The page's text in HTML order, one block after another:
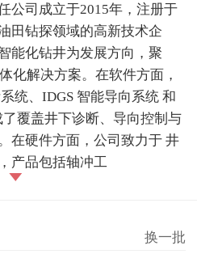
公司成立于2015年，注册于
田钻探领域的高新技术企
能化钻井为发展方向，聚
化解决方案。在软件方面，
统、IDGS 智能导向系统 和
覆盖井下诊断、导向控制与
在硬件方面，公司致力于 井
产品包括轴冲工
换一批